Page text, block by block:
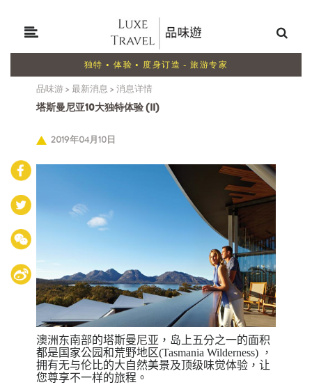
独特 • 体验 • 度身订造 - 旅游专家
品味游 >最新消息 >消息详情
塔斯曼尼亚10大独特体验 (II)
2019年04月10日
澳洲东南部的塔斯曼尼亚，岛上五分之一的面积
都是国家公园和荒野地区(Tasmania Wilderness) ，
拥有无与伦比的大自然美景及顶级味觉体验，让
您尊享不一样的旅程。